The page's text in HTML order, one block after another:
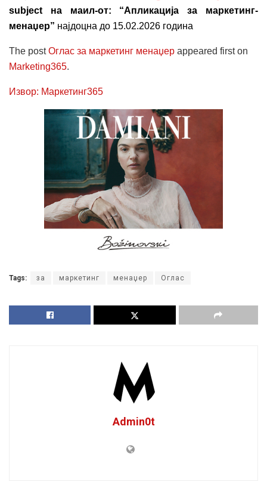
subject на маил-от: “Апликација за маркетинг-
менаџер” најдоцна до 15.02.2026 година
The postОглас за маркетинг менаџер appeared first on
Marketing365.
Извор: Маркетинг365
Tags: за маркетинг менаџер Оглас
Admin0t